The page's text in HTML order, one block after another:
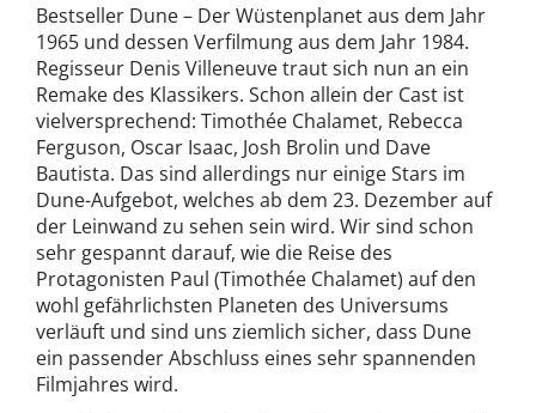
Bestseller Dune – Der Wüstenplanet aus dem Jahr
1965 und dessen Verfilmung aus dem Jahr 1984.
Regisseur Denis Villeneuve traut sich nun an ein
Remake des Klassikers. Schon allein der Cast ist
vielversprechend: Timothée Chalamet, Rebecca
Ferguson, Oscar Isaac, Josh Brolin und Dave
Bautista. Das sind allerdings nur einige Stars im
Dune-Aufgebot, welches ab dem 23. Dezember auf
der Leinwand zu sehen sein wird. Wir sind schon
sehr gespannt darauf, wie die Reise des
Protagonisten Paul (Timothée Chalamet) auf den
wohl gefährlichsten Planeten des Universums
verläuft und sind uns ziemlich sicher, dass Dune
ein passender Abschluss eines sehr spannenden
Filmjahres wird.